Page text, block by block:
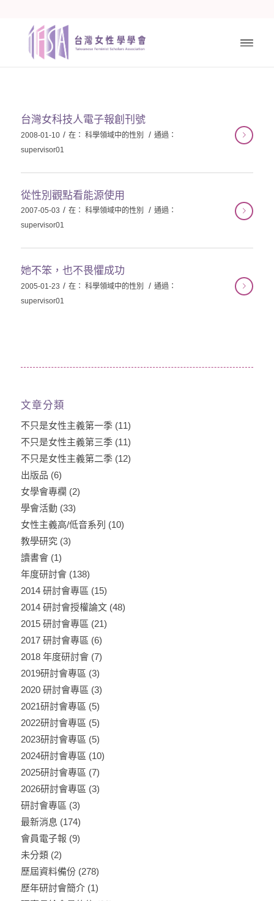
台灣女科技人電子報創刊號
2008-01-10 / 在： 科學領域中的性別 / 通過：
supervisor01
從性別觀點看能源使用
2007-05-03 / 在： 科學領域中的性別 / 通過：
supervisor01
她不笨，也不畏懼成功
2005-01-23 / 在： 科學領域中的性別 / 通過：
supervisor01
文章分類
不只是女性主義第一季(11)
不只是女性主義第三季(11)
不只是女性主義第二季(12)
出版品 (6)
女學會專欄 (2)
學會活動 (33)
女性主義高/低音系列 (10)
教學研究(3)
讀書會(1)
年度研討會(138)
2014 研討會專區 (15)
2014 研討會授權論文(48)
2015 研討會專區 (21)
2017 研討會專區 (6)
2018 年度研討會(7)
2019研討會專區 (3)
2020 研討會專區 (3)
2021研討會專區 (5)
2022研討會專區 (5)
2023研討會專區 (5)
2024研討會專區 (10)
2025研討會專區 (7)
2026研討會專區 (3)
研討會專區 (3)
最新消息 (174)
會員電子報 (9)
未分類(2)
歷屆資料備份(278)
歷年研討會簡介(1)